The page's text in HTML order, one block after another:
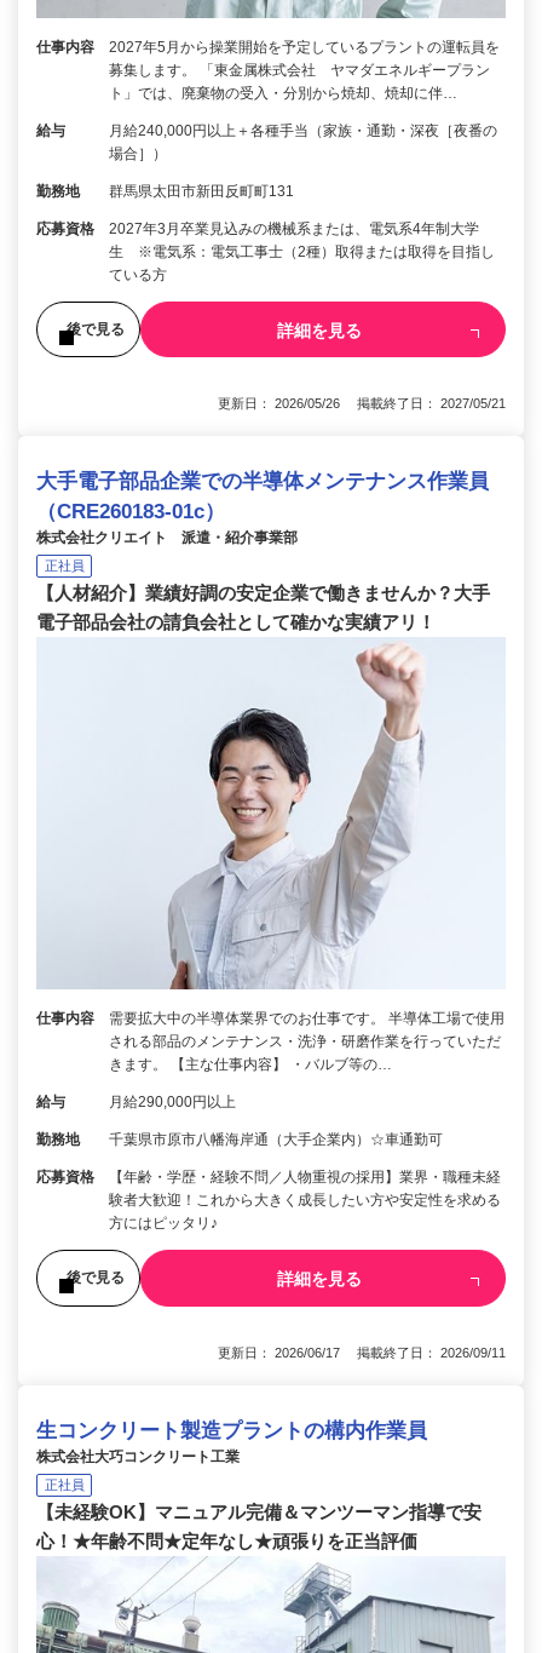
仕事内容
2027年5月から操業開始を予定しているプラントの運転員を
募集します。 「東金属株式会社 ヤマダエネルギープラン
ト」では、廃棄物の受入・分別から焼却、焼却に伴…
給与
月給240,000円以上＋各種手当（家族・通勤・深夜［夜番の
場合］）
勤務地 群馬県太田市新田反町町131
応募資格
2027年3月卒業見込みの機械系または、電気系4年制大学
生 ※電気系：電気工事士（2種）取得または取得を目指し
ている方
後で見る 詳細を見る
更新日： 2026/05/26 掲載終了日： 2027/05/21
大手電子部品企業での半導体メンテナンス作業員
（CRE260183-01c）
株式会社クリエイト 派遣・紹介事業部
正社員
【人材紹介】業績好調の安定企業で働きませんか？大手
電子部品会社の請負会社として確かな実績アリ！
仕事内容
需要拡大中の半導体業界でのお仕事です。 半導体工場で使用
される部品のメンテナンス・洗浄・研磨作業を行っていただ
きます。 【主な仕事内容】 ・バルブ等の…
給与 月給290,000円以上
勤務地 千葉県市原市八幡海岸通（大手企業内）☆車通勤可
応募資格
【年齢・学歴・経験不問／人物重視の採用】業界・職種未経
験者大歓迎！これから大きく成長したい方や安定性を求める
方にはピッタリ♪
後で見る 詳細を見る
更新日： 2026/06/17 掲載終了日： 2026/09/11
生コンクリート製造プラントの構内作業員
株式会社大巧コンクリート工業
正社員
【未経験OK】マニュアル完備＆マンツーマン指導で安
心！★年齢不問★定年なし★頑張りを正当評価